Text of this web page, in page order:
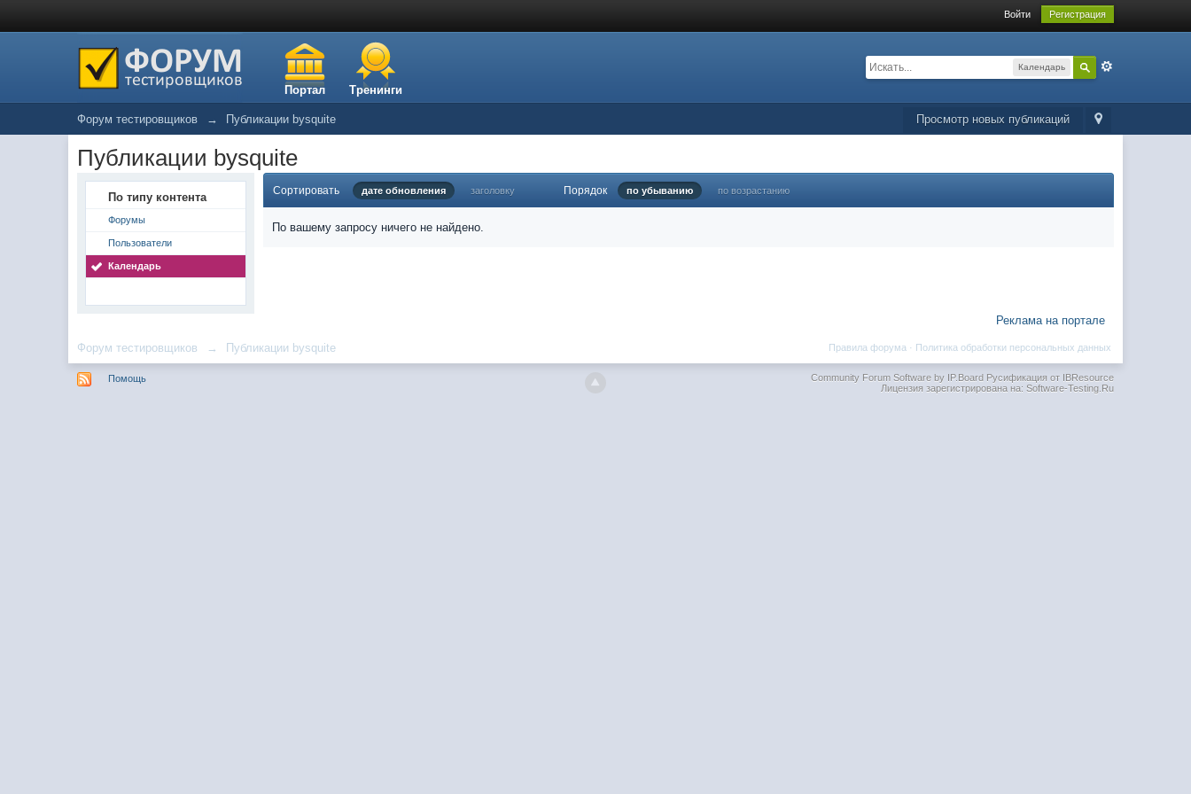
Войти Регистрация
Портал Тренинги
Календарь
Просмотр новых публикаций
Форум тестировщиков → Публикации bysquite
Публикации bysquite
По типу контента
Форумы
Пользователи
Календарь
Сортировать дате обновления заголовку Порядок по убыванию по возрастанию
По вашему запросу ничего не найдено.
Реклама на портале
Форум тестировщиков → Публикации bysquite Политика обработки персональных данных
Правила форума ·
Помощь Community Forum Software by IP.BoardРусификация от IBResource
Лицензия зарегистрирована на: Software-Testing.Ru